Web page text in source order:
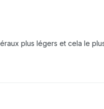
plus légers et cela le